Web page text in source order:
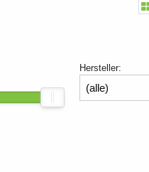
Hersteller: